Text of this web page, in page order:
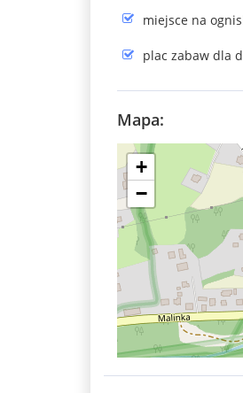
miejsce na
plac zabaw dla
Mapa:
+
−